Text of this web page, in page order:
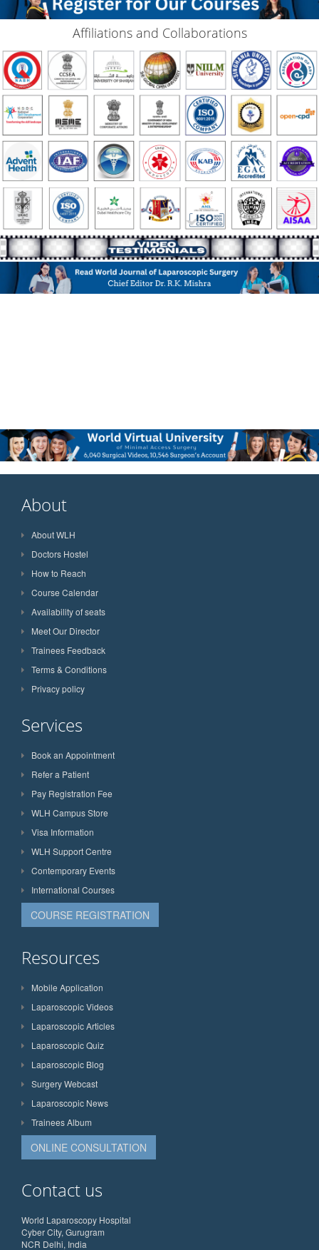
Affiliations and Collaborations
About
About WLH
Doctors Hostel
How to Reach
Course Calendar
Availability of seats
Meet Our Director
Trainees Feedback
Terms & Conditions
Privacy policy
Services
Book an Appointment
Refer a Patient
Pay Registration Fee
WLH Campus Store
Visa Information
WLH Support Centre
Contemporary Events
International Courses
COURSE REGISTRATION
Resources
Mobile Application
Laparoscopic Videos
Laparoscopic Articles
Laparoscopic Quiz
Laparoscopic Blog
Surgery Webcast
Laparoscopic News
Trainees Album
ONLINE CONSULTATION
Contact us
World Laparoscopy Hospital
Cyber City, Gurugram
NCR Delhi, India